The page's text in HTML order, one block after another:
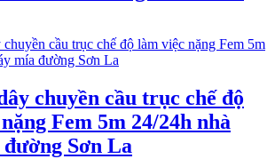
chuyền cầu trục chế độ
Fem 5m 24/24h nhà
Sơn La